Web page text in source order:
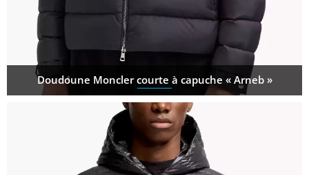
Doudoune Moncler courte à capuche « Arneb »